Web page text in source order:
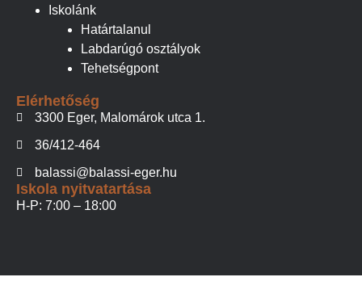
Iskolánk
Határtalanul
Labdarúgó osztályok
Tehetségpont
Elérhetőség
3300 Eger, Malomárok utca 1.
36/412-464
balassi@balassi-eger.hu
Iskola nyitvatartása
H-P: 7:00 – 18:00